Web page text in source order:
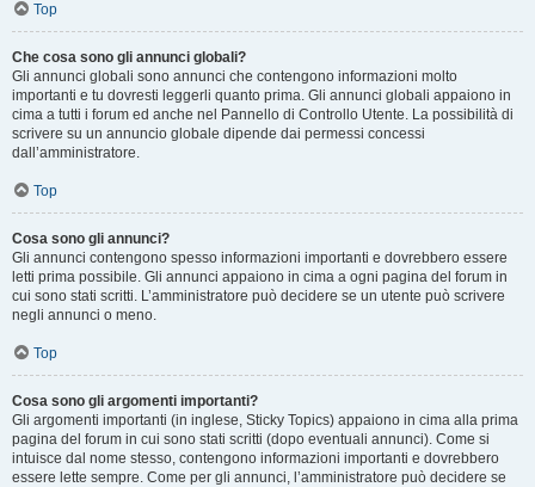
Top
Che cosa sono gli annunci globali?
Gli annunci globali sono annunci che contengono informazioni molto
importanti e tu dovresti leggerli quanto prima. Gli annunci globali appaiono in
cima a tutti i forum ed anche nel Pannello di Controllo Utente. La possibilità di
scrivere su un annuncio globale dipende dai permessi concessi
dall’amministratore.
Top
Cosa sono gli annunci?
Gli annunci contengono spesso informazioni importanti e dovrebbero essere
letti prima possibile. Gli annunci appaiono in cima a ogni pagina del forum in
cui sono stati scritti. L’amministratore può decidere se un utente può scrivere
negli annunci o meno.
Top
Cosa sono gli argomenti importanti?
Gli argomenti importanti (in inglese, Sticky Topics) appaiono in cima alla prima
pagina del forum in cui sono stati scritti (dopo eventuali annunci). Come si
intuisce dal nome stesso, contengono informazioni importanti e dovrebbero
essere lette sempre. Come per gli annunci, l’amministratore può decidere se